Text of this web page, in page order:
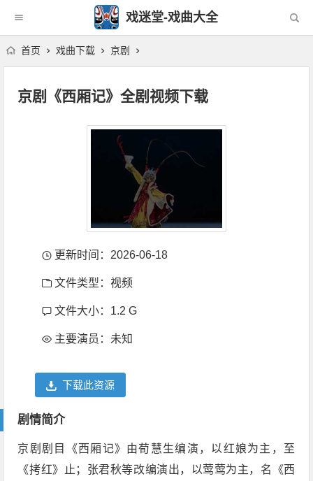
戏迷堂-戏曲大全
首页 戏曲下载 京剧
京剧《西厢记》全剧视频下载
更新时间：2026-06-18
文件类型：视频
文件大小：1.2 G
主要演员：未知
下载此资源
剧情简介
京剧剧目《西厢记》由荀慧生编演，以红娘为主，至
《拷红》止；张君秋等改编演出，以莺莺为主，名《西